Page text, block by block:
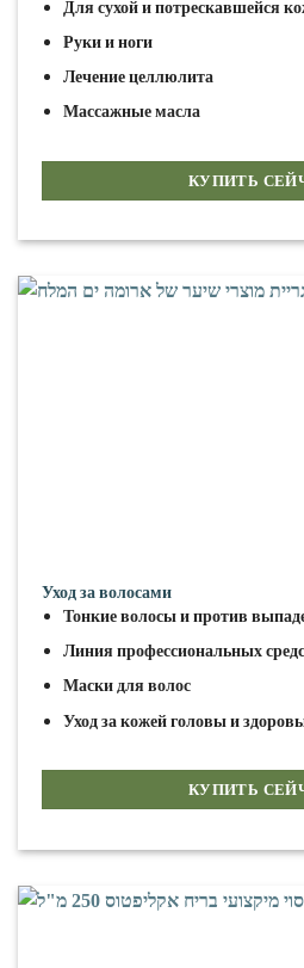
Для сухой и потрескавшейся
Руки и ноги
Лечение целлюлита
Массажные масла
КУПИТЬ
Уход за волосами
Тонкие волосы и против
Линия профессиональных
Маски для волос
Уход за кожей головы и
КУПИТЬ